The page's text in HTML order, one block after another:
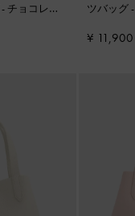
- チョコレー
ツバッグ-
¥ 11,900